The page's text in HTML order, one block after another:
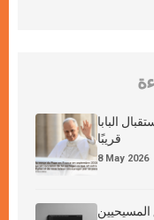
البابا
قريبًا
8 May 2026
المسيحيين